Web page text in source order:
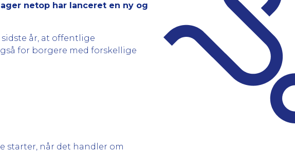
netop har lanceret en ny og
år, at offentlige
for borgere med forskellige
starter, når det handler om